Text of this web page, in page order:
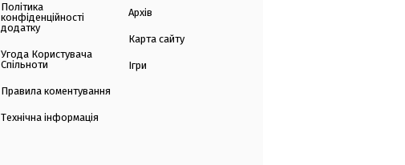
Політика
конфіденційності
додатку
Угода Користувача
Спільноти
Правила коментування
Технічна інформація
Архів
Карта сайту
Ігри